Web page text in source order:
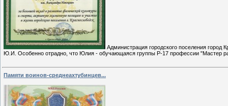
Администрация городского поселения город
Ю.И. Особенно отрадно, что Юлия - обучающаяся группы Р-17 профессии "Мастер
Памяти воинов-среднеахтубинцев...